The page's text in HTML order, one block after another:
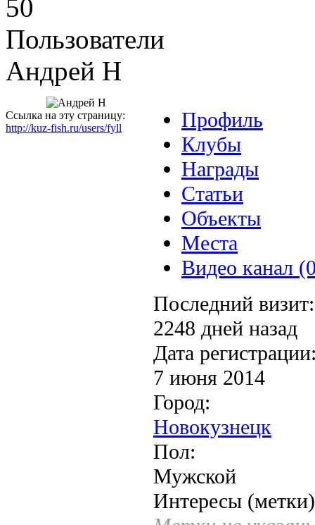
50
Пользователи
Андрей Н
Ссылка на эту страницу:
http://kuz-fish.ru/users/fyll
Профиль
Клубы
Награды
Статьи
Объекты
Места
Видео канал
Последний визит:
2248 дней назад
Дата
7 июня 2014
Город:
Новокузнецк
Пол:
Мужской
Интересы